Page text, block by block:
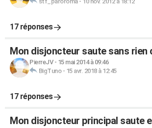
17 réponses
Mon disjoncteur saute sans rien
PierreJV- 15 mai 2014 à 09:46
BigTuno- 15 avr. 2018 à 12:45
17 réponses
Mon disjoncteur principal saute